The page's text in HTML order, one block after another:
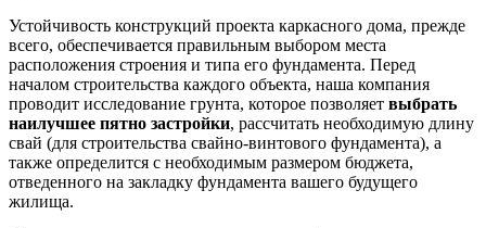
Устойчивость конструкций проекта каркасного дома, прежде
всего, обеспечивается правильным выбором места
расположения строения и типа его фундамента. Перед
началом строительства каждого объекта, наша компания
проводит исследование грунта, которое позволяет выбрать
наилучшее пятно застройки, рассчитать необходимую длину
свай (для строительства свайно-винтового фундамента), а
также определится с необходимым размером бюджета,
отведенного на закладку фундамента вашего будущего
жилища.